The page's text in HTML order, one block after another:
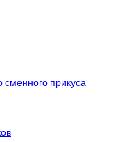
сменного прикуса